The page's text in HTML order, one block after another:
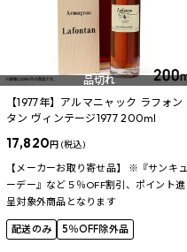
品切れ
【1977年】アルマニャック ラフォン
タン ヴィンテージ1977 200ml
17,820円 (税込)
【メーカーお取り寄せ品】 ※『サンキュ
ーデー』など５％OFF割引、ポイント進
呈対象外商品となります
配送のみ 5％OFF除外品